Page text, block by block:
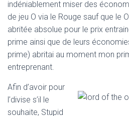
indéniablement miser des
de jeu O via le Rouge sauf que le
abritée absolue pour le prix
prime ainsi que de leurs
prime) abritai au moment mon
entreprenant.
Afin d’avoir pour
l’divise s’il le
souhaite, Stupid